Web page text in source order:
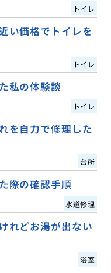
トイレ
い価格でトイレを
トイレ
私の体験談
トイレ
を自力で修理した
台所
際の確認手順
水道修理
れどお湯が出ない
浴室